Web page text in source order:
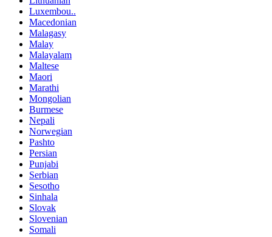
Luxembou..
Macedonian
Malagasy
Malay
Malayalam
Maltese
Maori
Marathi
Mongolian
Burmese
Nepali
Norwegian
Pashto
Persian
Punjabi
Serbian
Sesotho
Sinhala
Slovak
Slovenian
Somali